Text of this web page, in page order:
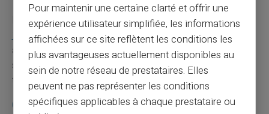
Il existe des plateformes gouvernementales comme
17cyber.gouv.frqui centralisent les démarches
administratives à effectuer en cas de fraude. Utilisez ces
services pour signaler les incidents et obtenir de l'aide
tout en vous protégeant face aux dangers en ligne.
Comparatif des méthodes de paiement
Pour maintenir une certaine clarté et offrir une
expérience utilisateur simplifiée, les informations
affichées sur ce site reflètent les conditions les
plus avantageuses actuellement disponibles au
sein de notre réseau de prestataires. Elles
peuvent ne pas représenter les conditions
spécifiques applicables à chaque prestataire ou